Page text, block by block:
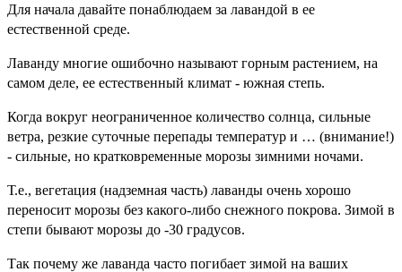
Для начала давайте понаблюдаем за лавандой в ее
естественной среде.
Лаванду многие ошибочно называют горным растением, на
самом деле, ее естественный климат - южная степь.
Когда вокруг неограниченное количество солнца, сильные
ветра, резкие суточные перепады температур и … (внимание!)
- сильные, но кратковременные морозы зимними ночами.
Т.е., вегетация (надземная часть) лаванды очень хорошо
переносит морозы без какого-либо снежного покрова. Зимой в
степи бывают морозы до -30 градусов.
Так почему же лаванда часто погибает зимой на ваших